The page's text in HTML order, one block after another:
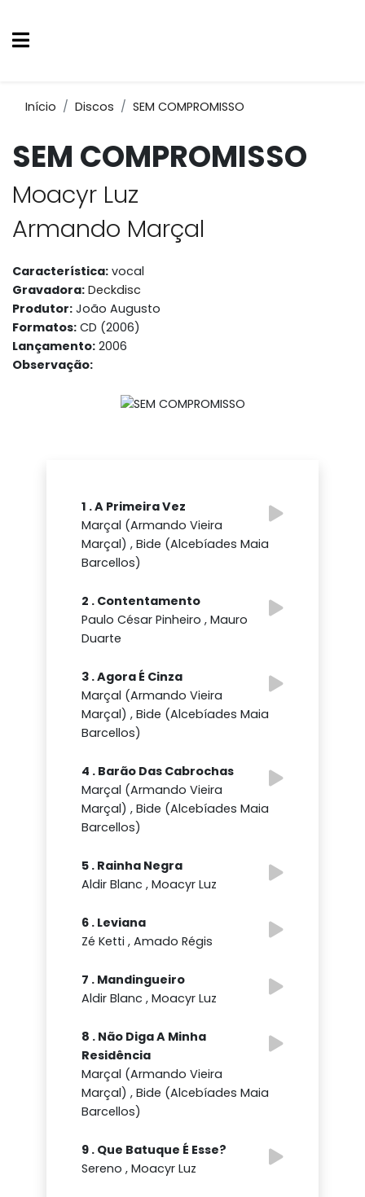
Início Discos SEM COMPROMISSO
SEM COMPROMISSO
Moacyr Luz
Armando Marçal
Característica: vocal
Gravadora: Deckdisc
Produtor: João Augusto
Formatos: CD (2006)
Lançamento: 2006
Observação:
1 . A Primeira Vez
Marçal (Armando Vieira
Marçal) , Bide (Alcebíades Maia
Barcellos)
2 . Contentamento
Paulo César Pinheiro , Mauro
Duarte
3 . Agora É Cinza
Marçal (Armando Vieira
Marçal) , Bide (Alcebíades Maia
Barcellos)
4 . Barão Das Cabrochas
Marçal (Armando Vieira
Marçal) , Bide (Alcebíades Maia
Barcellos)
5 . Rainha Negra
Aldir Blanc , Moacyr Luz
6 . Leviana
Zé Ketti , Amado Régis
7 . Mandingueiro
Aldir Blanc , Moacyr Luz
8 . Não Diga A Minha
Residência
Marçal (Armando Vieira
Marçal) , Bide (Alcebíades Maia
Barcellos)
9 . Que Batuque É Esse?
Sereno , Moacyr Luz